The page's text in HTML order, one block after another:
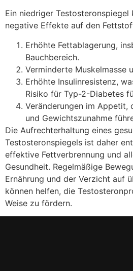
Ein niedriger Testosteronspiegel
negative Effekte auf den
Erhöhte Fettablagerung,
Bauchbereich.
Verminderte Muskelmasse
Erhöhte Insulinresistenz,
Risiko für Typ-2-Diabetes
Veränderungen im Appetit,
und Gewichtszunahme
Die Aufrechterhaltung eines
Testosteronspiegels ist daher
effektive Fettverbrennung und
Gesundheit. Regelmäßige
Ernährung und der Verzicht auf
können helfen, die
Weise zu fördern.